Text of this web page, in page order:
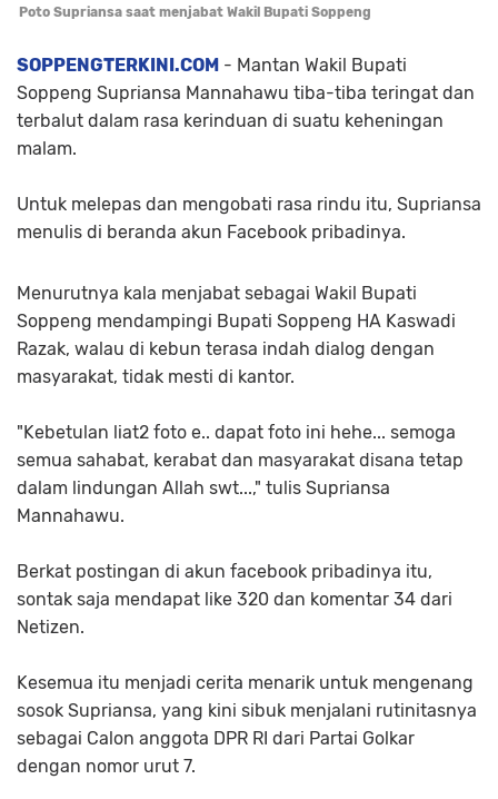
Poto Supriansa saat menjabat Wakil Bupati Soppeng
SOPPENGTERKINI.COM - Mantan Wakil Bupati
Soppeng Supriansa Mannahawu tiba-tiba teringat dan
terbalut dalam rasa kerinduan di suatu keheningan
malam.
Untuk melepas dan mengobati rasa rindu itu, Supriansa
menulis di beranda akun Facebook pribadinya.
Menurutnya kala menjabat sebagai Wakil Bupati
Soppeng mendampingi Bupati Soppeng HA Kaswadi
Razak, walau di kebun terasa indah dialog dengan
masyarakat, tidak mesti di kantor.
"Kebetulan liat2 foto e.. dapat foto ini hehe... semoga
semua sahabat, kerabat dan masyarakat disana tetap
dalam lindungan Allah swt...," tulis Supriansa
Mannahawu.
Berkat postingan di akun facebook pribadinya itu,
sontak saja mendapat like 320 dan komentar 34 dari
Netizen.
Kesemua itu menjadi cerita menarik untuk mengenang
sosok Supriansa, yang kini sibuk menjalani rutinitasnya
sebagai Calon anggota DPR RI dari Partai Golkar
dengan nomor urut 7.